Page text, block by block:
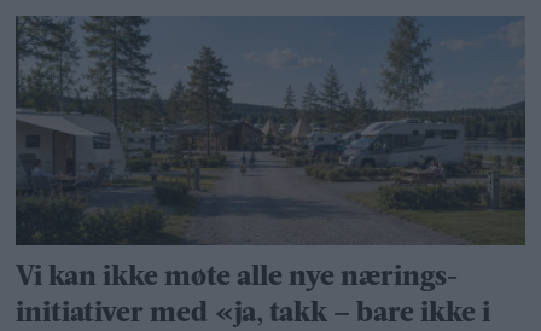
Vi kan ikke møte alle nye nærings­
initiativer med «ja, takk – bare ikke i